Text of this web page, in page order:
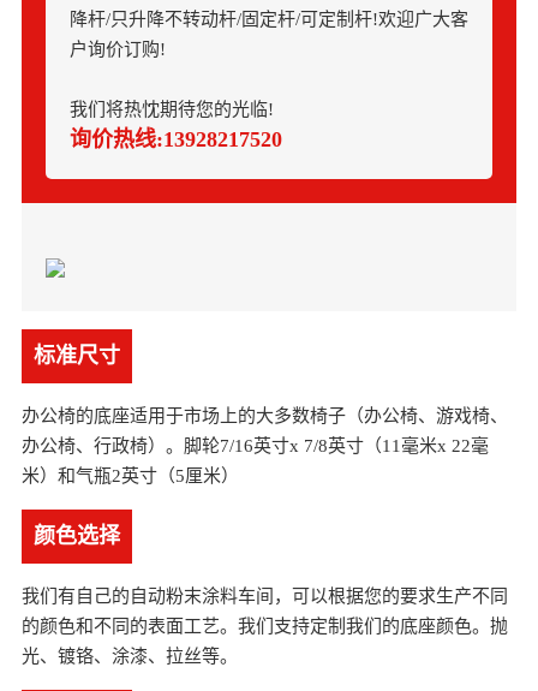
降杆/只升降不转动杆/固定杆/可定制杆!欢迎广大客
户询价订购!
我们将热忱期待您的光临!
询价热线:13928217520
标准尺寸
办公椅的底座适用于市场上的大多数椅子（办公椅、游戏椅、
办公椅、行政椅）。脚轮7/16英寸x 7/8英寸（11毫米x 22毫
米）和气瓶2英寸（5厘米）
颜色选择
我们有自己的自动粉末涂料车间，可以根据您的要求生产不同
的颜色和不同的表面工艺。我们支持定制我们的底座颜色。抛
光、镀铬、涂漆、拉丝等。